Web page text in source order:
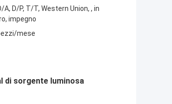
A, D/P, T/T, Western Union, , in
impegno
mese
di sorgente luminosa